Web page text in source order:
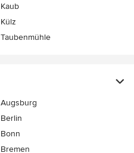
Kaub
Külz
Taubenmühle
Augsburg
Berlin
Bonn
Bremen